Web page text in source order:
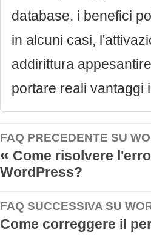
database, i benefici
in alcuni casi,
addirittura
portare reali vantaggi
FAQ PRECEDENTE SU
« Come risolvere
WordPress?
FAQ SUCCESSIVA SU
Come correggere il